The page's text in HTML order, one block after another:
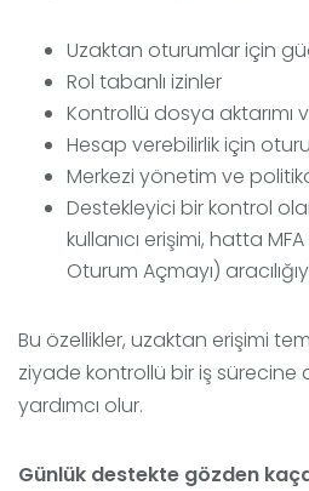
Uzaktan oturumlar için
Rol tabanlı izinler
Kontrollü dosya aktarımı
Hesap verebilirlik için
Merkezi yönetim ve
Destekleyici bir kontrol
kullanıcı erişimi, hatta
Oturum Açmayı)
Bu özellikler, uzaktan erişimi
ziyade kontrollü bir iş sürecine
yardımcı olur.
Günlük destekte gözden